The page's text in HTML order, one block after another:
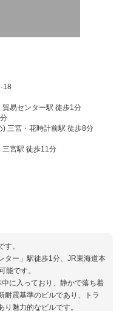
18
易センター駅 徒歩1分
三宮・花時計前駅 徒歩8分
三宮駅 徒歩11分
。
ター」駅徒歩1分、JR東海道本
能です。
に入っており、静かで落ち着
耐震基準のビルであり、トラ
魅力的なビルです。